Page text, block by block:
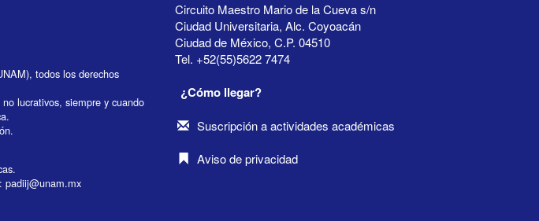
todos los derechos
lucrativos, siempre y cuando
padiij@unam.mx
Circuito Maestro Mario de la Cueva s/n
Ciudad Universitaria, Alc. Coyoacán
Ciudad de México, C.P. 04510
Tel. +52(55)5622 7474
¿Cómo llegar?
Suscripción a actividades académicas
Aviso de privacidad